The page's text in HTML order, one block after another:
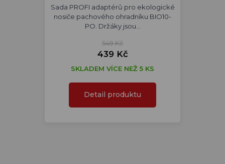
Sada PROFI adaptérů pro ekologické
nosiče pachového ohradníku BIO10-
PO. Držáky jsou…
549 Kč
439 Kč
SKLADEM VÍCE NEŽ 5 KS
Detail produktu